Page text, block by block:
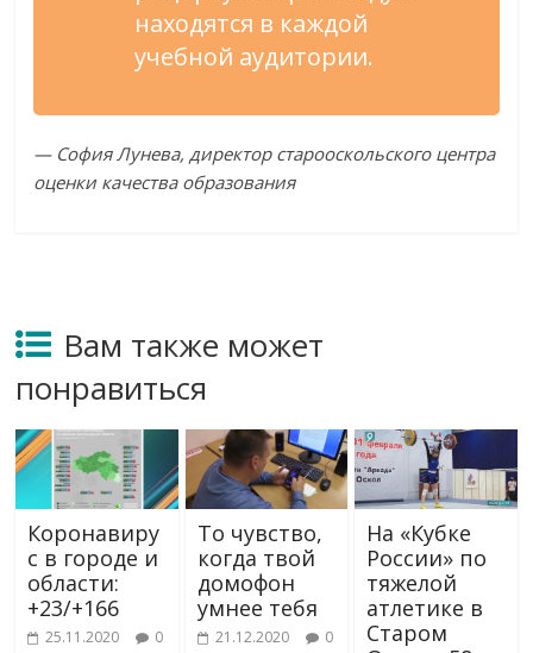
находятся в каждой
учебной аудитории.
— София Лунева, директор старооскольского центра
оценки качества образования
Вам также может
понравиться
Коронавиру
с в городе и
области:
+23/+166
25.11.2020 0
То чувство,
когда твой
домофон
умнее тебя
21.12.2020 0
На «Кубке
России» по
тяжелой
атлетике в
Старом